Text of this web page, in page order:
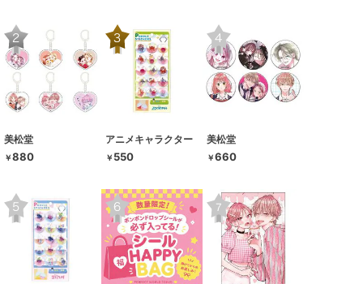
美松堂
￥880
アニメキャラクター
￥ 550
美松堂
￥660